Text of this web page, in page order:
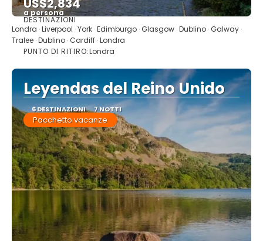
US$2,834
a persona
Vedere
DESTINAZIONI
Londra · Liverpool · York · Edimburgo · Glasgow · Dublino · Galway ·
Tralee · Dublino · Cardiff · Londra
PUNTO DI RITIRO:Londra
Leyendas del Reino Unido
6 DESTINAZIONI 7 NOTTI
Pacchetto vacanze